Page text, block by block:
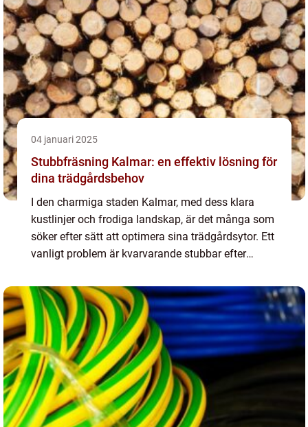
04 januari 2025
Stubbfräsning Kalmar: en effektiv lösning för
dina trädgårdsbehov
I den charmiga staden Kalmar, med dess klara
kustlinjer och frodiga landskap, är det många som
söker efter sätt att optimera sina trädgårdsytor. Ett
vanligt problem är kvarvarande stubbar efter